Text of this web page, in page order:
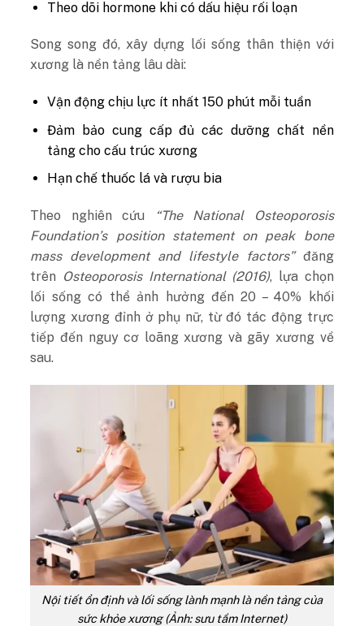
Theo dõi hormone khi có dấu hiệu rối loạn
Song song đó, xây dựng lối sống thân thiện với
xương là nền tảng lâu dài:
Vận động chịu lực ít nhất 150 phút mỗi tuần
Đảm bảo cung cấp đủ các dưỡng chất nền
tảng cho cấu trúc xương
Hạn chế thuốc lá và rượu bia
Theo nghiên cứu
“The National Osteoporosis
Foundation’s position statement on peak bone
mass development and lifestyle factors”đăng
trên Osteoporosis International (2016), lựa chọn
lối sống có thể ảnh hưởng đến 20 – 40% khối
lượng xương đỉnh ở phụ nữ, từ đó tác động trực
tiếp đến nguy cơ loãng xương và gãy xương về
sau.
Nội tiết ổn định và lối sống lành mạnh là nền tảng của
sức khỏe xương (Ảnh: sưu tầm Internet)